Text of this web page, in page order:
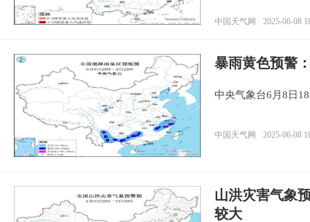
中国天气网 2025-06-08
暴雨黄色预警
中央气象台6月8日
中国天气网 2025-06-08
山洪灾害气象
较大